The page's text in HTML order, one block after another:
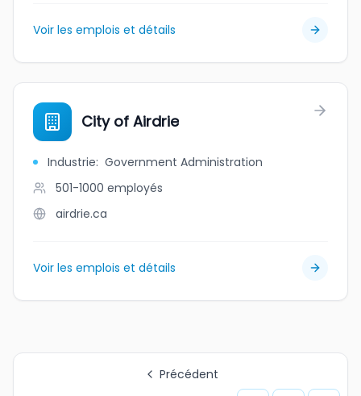
Voir les emplois et détails
City of Airdrie
Industrie: Government Administration
501-1000 employés
airdrie.ca
Voir les emplois et détails
Précédent